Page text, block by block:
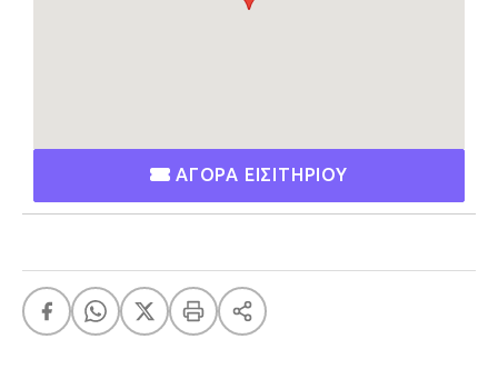
Agenda
Επιλογές
ΑΓΟΡΑ ΕΙΣΙΤΗΡΙΟΥ